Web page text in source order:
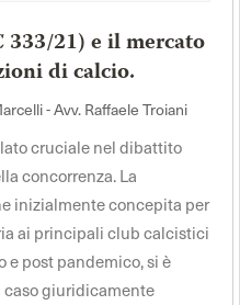
333/21) e il mercato
di calcio.
- Avv. Raffaele Troiani
cruciale nel dibattito
concorrenza. La
inizialmente concepita per
ai principali club calcistici
e post pandemico, si è
giuridicamente